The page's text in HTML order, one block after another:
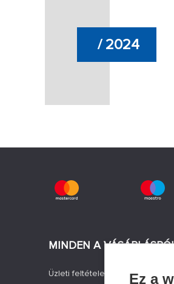
/ 2024
MINDEN A
Üzleti feltételek
Ez a